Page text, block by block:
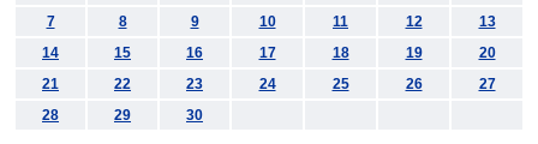
7
8 9 10 11 12
13
14
15 16 17 18 19
20
21
22 23 24 25 26
27
28
29 30